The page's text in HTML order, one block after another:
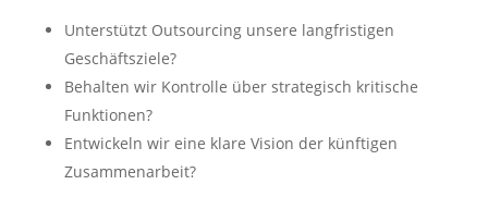
Unterstützt Outsourcing unsere langfristigen
Geschäftsziele?
Behalten wir Kontrolle über strategisch kritische
Funktionen?
Entwickeln wir eine klare Vision der künftigen
Zusammenarbeit?